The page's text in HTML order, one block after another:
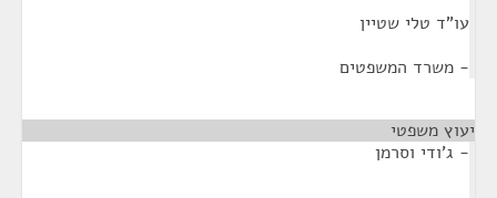
עו"ד טלי שטיין
- משרד המשפטים
יעוץ משפטי
- ג'ודי וסרמן